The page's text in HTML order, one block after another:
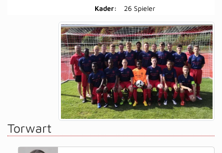
Kader:
26 Spieler
Torwart